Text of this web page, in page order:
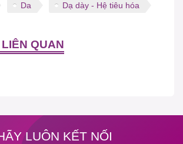
Da Dạ dày - Hệ tiêu hóa
QUAN
LUÔN KẾT NỐI